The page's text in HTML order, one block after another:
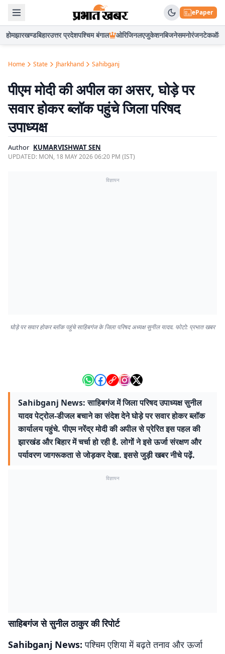
ePaper
होमझारखण्डबिहारउत्तर प्रदेशपश्चिम बंगाल ओरिजिनलएजुकेशनबिजनेसमनोरंजनटेकऑटो
Home State Jharkhand Sahibganj
पीएम मोदी की अपील का असर, घोड़े पर
सवार होकर ब्लॉक पहुंचे जिला परिषद
उपाध्यक्ष
Author KUMARVISHWAT SEN
UPDATED: MON, 18 MAY 2026 06:20 PM (IST)
विज्ञापन
घोड़े पर सवार होकर ब्लॉक पहुंचे साहिबगंज के जिला परिषद अध्यक्ष सुनील यादव. फोटो: प्रभात खबर
Sahibganj News: साहिबगंज में जिला परिषद उपाध्यक्ष सुनील
यादव पेट्रोल-डीजल बचाने का संदेश देने घोड़े पर सवार होकर ब्लॉक
कार्यालय पहुंचे. पीएम नरेंद्र मोदी की अपील से प्रेरित इस पहल की
झारखंड और बिहार में चर्चा हो रही है. लोगों ने इसे ऊर्जा संरक्षण और
पर्यावरण जागरूकता से जोड़कर देखा. इससे जुड़ी खबर नीचे पढ़ें.
विज्ञापन
साहिबगंज से सुनील ठाकुर की रिपोर्ट
Sahibganj News: पश्चिम एशिया में बढ़ते तनाव और ऊर्जा